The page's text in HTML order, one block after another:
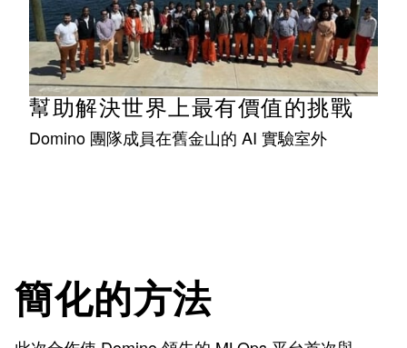
幫助解決世界上最有價值的挑戰
Domino 團隊成員在舊金山的 AI 實驗室外
簡化的方法